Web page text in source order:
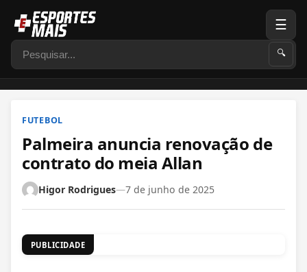
Pesquisar 🔍
☰
FUTEBOL
Palmeira anuncia renovação de
contrato do meia Allan
Higor Rodrigues—7 de junho de 2025
PUBLICIDADE